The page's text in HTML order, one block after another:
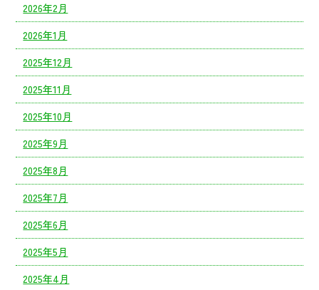
2026年2月
2026年1月
2025年12月
2025年11月
2025年10月
2025年9月
2025年8月
2025年7月
2025年6月
2025年5月
2025年4月